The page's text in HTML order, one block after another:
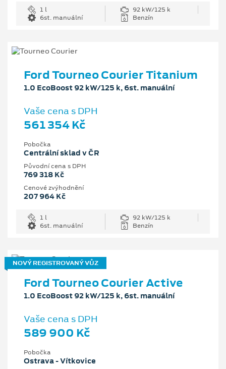
1 l
92 kW/125 k
6st. manuální
Benzín
Ford Tourneo Courier Titanium
1.0 EcoBoost 92 kW/125 k, 6st. manuální
Vaše cena s DPH
561 354 Kč
Pobočka
Centrální sklad v ČR
Původní cena s DPH
769 318 Kč
Cenové zvýhodnění
207 964 Kč
1 l
92 kW/125 k
6st. manuální
Benzín
NOVÝ REGISTROVANÝ VŮZ
Ford Tourneo Courier Active
1.0 EcoBoost 92 kW/125 k, 6st. manuální
Vaše cena s DPH
589 900 Kč
Pobočka
Ostrava - Vítkovice